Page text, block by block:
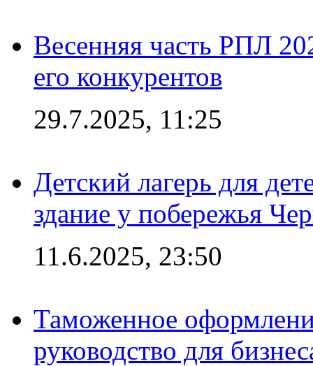
Весенняя часть РПЛ
его конкурентов
29.7.2025, 11:25
Детский лагерь для
здание у побережья
11.6.2025, 23:50
Таможенное
руководство для